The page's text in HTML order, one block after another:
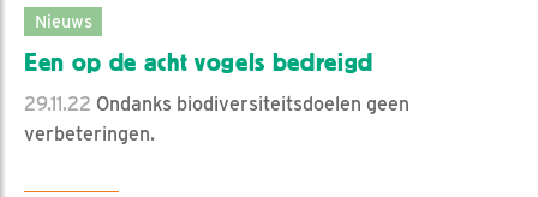
Nieuws
Een op de acht vogels bedreigd
29.11.22 Ondanks biodiversiteitsdoelen geen
verbeteringen.